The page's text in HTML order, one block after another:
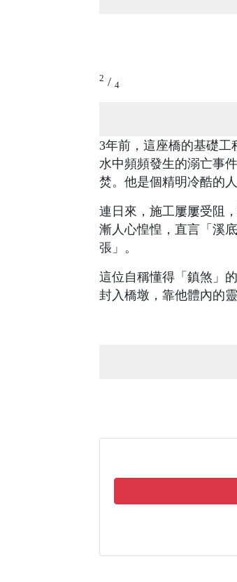
2 / 4
3年前，這座橋的基礎
水中頻頻發生的溺亡事
焚。他是個精明冷酷的
連日來，施工屢屢受阻
漸人心惶惶，直言「溪
張」。
這位自稱懂得「鎮煞」
封入橋墩，靠他體內的